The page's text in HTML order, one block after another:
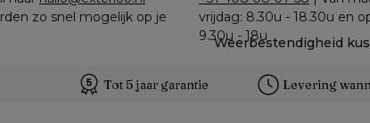
Weerbestendigheid
zo snel mogelijk op je
vrijdag: 8.30u - 18.30u en
9.30u - 18u
Tot 5 jaar garantie Levering